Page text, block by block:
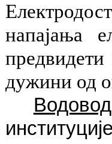
напајања
дужини од